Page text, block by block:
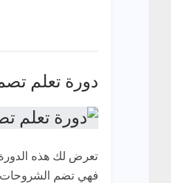
دورة تعلم
فهي تضم الشروحات